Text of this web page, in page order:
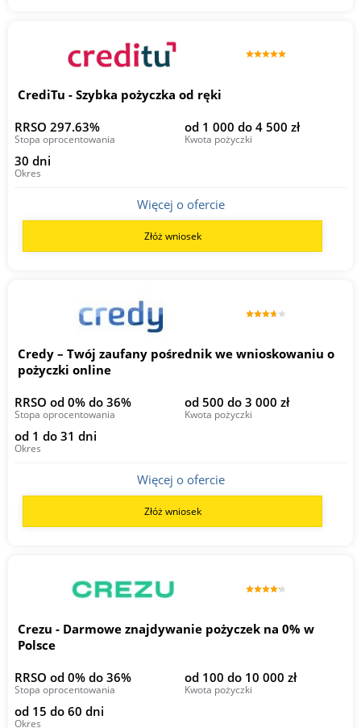
CrediTu - Szybka pożyczka od ręki
RRSO 297.63%
Stopa oprocentowania
od 1 000 do 4 500 zł
Kwota pożyczki
30 dni
Okres
Więcej o ofercie
Złóż wniosek
Credy – Twój zaufany pośrednik we wnioskowaniu o
pożyczki online
RRSO od 0% do 36%
Stopa oprocentowania
od 500 do 3 000 zł
Kwota pożyczki
od 1 do 31 dni
Okres
Więcej o ofercie
Złóż wniosek
Crezu - Darmowe znajdywanie pożyczek na 0% w
Polsce
RRSO od 0% do 36%
Stopa oprocentowania
od 100 do 10 000 zł
Kwota pożyczki
od 15 do 60 dni
Okres